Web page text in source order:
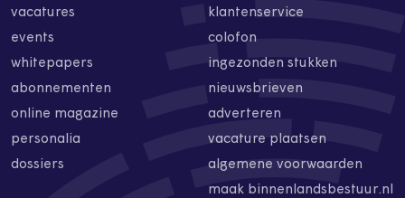
vacatures
events
whitepapers
abonnementen
online magazine
personalia
dossiers
klantenservice
colofon
ingezonden stukken
nieuwsbrieven
adverteren
vacature plaatsen
algemene voorwaarden
maak binnenlandsbestuur.nl